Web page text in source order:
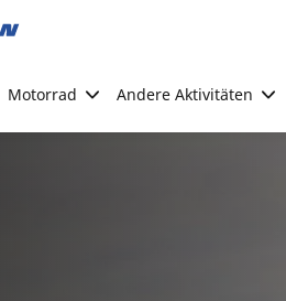
Motorrad Andere Aktivitäten